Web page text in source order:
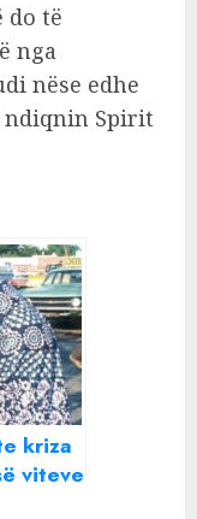
do të
nga
nëse edhe
Spirit
kriza
viteve